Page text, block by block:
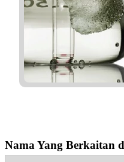
Nama Yang Berkaitan